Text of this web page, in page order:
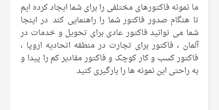
ما نمونه فاکتورهای مختلفی را برای شما ایجاد کرده ایم
تا هنگام صدور فاکتور شما را راهنمایی کند. در اینجا
شما می توانید فاکتور عادی برای تحویل و خدمات در
آلمان ، فاکتور برای تجارت در منطقه اتحادیه اروپا ،
فاکتور کسب و کار کوچک و فاکتور مقادیر کم را پیدا و
به راحتی این نمونه ها را بارگیری کنید.